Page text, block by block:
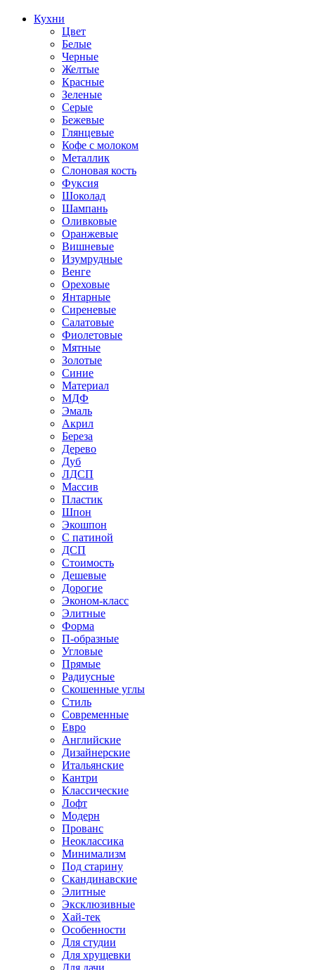
Кухни
Цвет
Белые
Черные
Желтые
Красные
Зеленые
Серые
Бежевые
Глянцевые
Кофе с молоком
Металлик
Слоновая кость
Фуксия
Шоколад
Шампань
Оливковые
Оранжевые
Вишневые
Изумрудные
Венге
Ореховые
Янтарные
Сиреневые
Салатовые
Фиолетовые
Мятные
Золотые
Синие
Материал
МДФ
Эмаль
Акрил
Береза
Дерево
Дуб
ЛДСП
Массив
Пластик
Шпон
Экошпон
С патиной
ДСП
Стоимость
Дешевые
Дорогие
Эконом-класс
Элитные
Форма
П-образные
Угловые
Прямые
Радиусные
Скошенные углы
Стиль
Современные
Евро
Английские
Дизайнерские
Итальянские
Кантри
Классические
Лофт
Модерн
Прованс
Неоклассика
Минимализм
Под старину
Скандинавские
Элитные
Эксклюзивные
Хай-тек
Особенности
Для студии
Для хрущевки
Для дачи